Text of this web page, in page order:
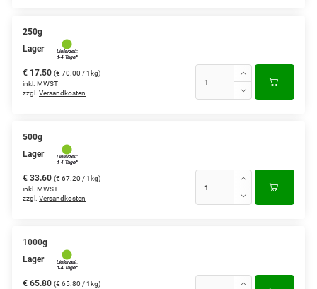
Yogi - und Beuteltee
Aromatisierter Grüntee
Aromatisierter Schwarztee
250g
Lager
€ 17.50 (€ 70.00 / 1kg)
inkl. MWST
zzgl. Versandkosten
500g
Lager
€ 33.60 (€ 67.20 / 1kg)
inkl. MWST
zzgl. Versandkosten
1000g
Lager
€ 65.80 (€ 65.80 / 1kg)